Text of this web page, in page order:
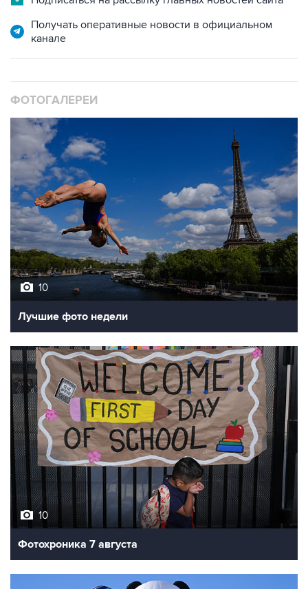
Получать оперативные новости в официальном
канале
ФОТОГАЛЕРЕИ
10
Лучшие фото недели
10
Фотохроника 7 августа